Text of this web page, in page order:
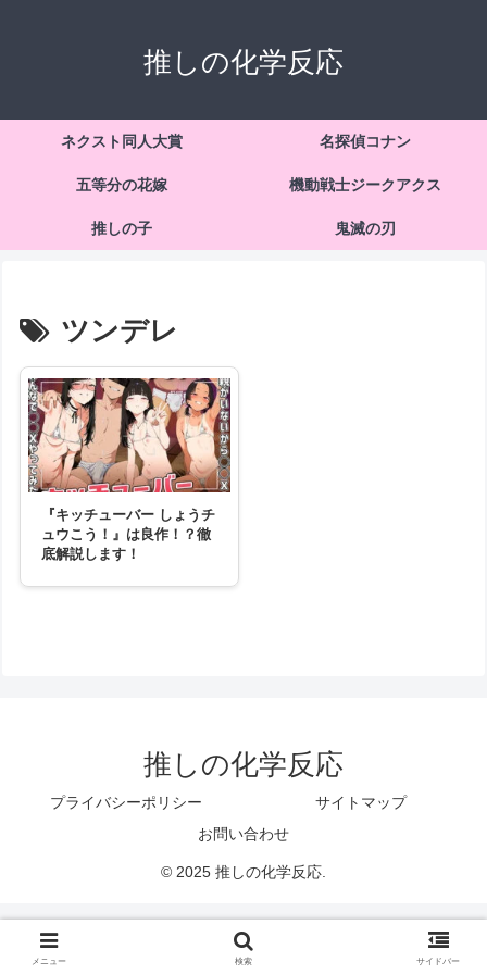
推しの化学反応
ネクスト同人大賞 名探偵コナン
五等分の花嫁 機動戦士ジークアクス
推しの子 鬼滅の刃
ツンデレ
『キッチューバー しょうチ
ュウこう！』は良作！？徹
底解説します！
推しの化学反応
プライバシーポリシー
サイトマップ
お問い合わせ
© 2025 推しの化学反応.
メニュー 検索 サイドバー